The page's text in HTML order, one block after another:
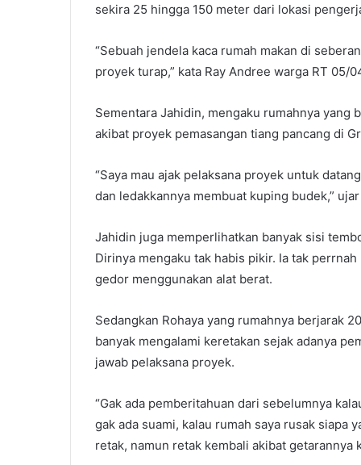
sekira 25 hingga 150 meter dari lokasi
“Sebuah jendela kaca rumah makan di
proyek turap,” kata Ray Andree warga RT 05/
Sementara Jahidin, mengaku rumahnya
akibat proyek pemasangan tiang pancang di
“Saya mau ajak pelaksana proyek untuk
dan ledakkannya membuat kuping budek,”
Jahidin juga memperlihatkan banyak sisi
Dirinya mengaku tak habis pikir. Ia tak
gedor menggunakan alat berat.
Sedangkan Rohaya yang rumahnya berjarak
banyak mengalami keretakan sejak adanya
jawab pelaksana proyek.
“Gak ada pemberitahuan dari sebelumnya
gak ada suami, kalau rumah saya rusak siapa
retak, namun retak kembali akibat getarannya